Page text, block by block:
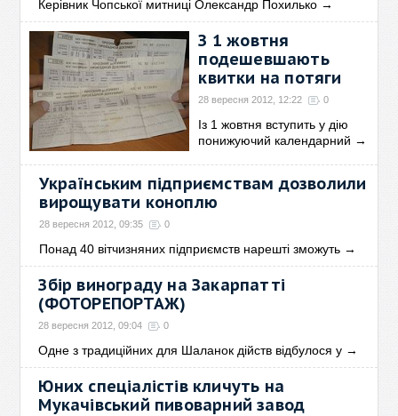
Керівник Чопської митниці Олександр Похилько →
З 1 жовтня
подешевшають
квитки на потяги
28 вересня 2012, 12:22 0
Із 1 жовтня вступить у дію
понижуючий календарний →
Українським підприємствам дозволили
вирощувати коноплю
28 вересня 2012, 09:35 0
Понад 40 вітчизняних підприємств нарешті зможуть →
Збір винограду на Закарпатті
(ФОТОРЕПОРТАЖ)
28 вересня 2012, 09:04 0
Одне з традиційних для Шаланок дійств відбулося у →
Юних спеціалістів кличуть на
Мукачівський пивоварний завод